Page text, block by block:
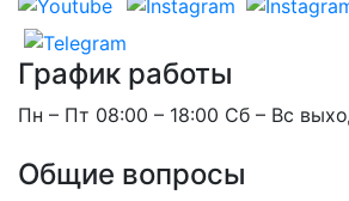
График работы
Пн – Пт 08:00 – 18:00 Сб – Вс
Общие вопросы